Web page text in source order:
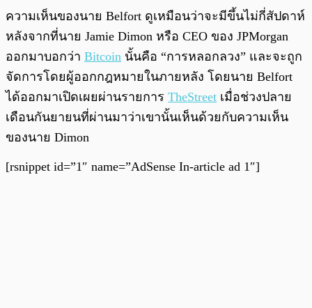
ความเห็นของนาย Belfort ดูเหมือนว่าจะมีขึ้นไม่กี่สัปดาห์
หลังจากที่นาย Jamie Dimon หรือ CEO ของ JPMorgan
ออกมาบอกว่า Bitcoin นั้นคือ “การหลอกลวง” และจะถูก
จัดการโดยผู้ออกกฎหมายในภายหลัง โดยนาย Belfort
ได้ออกมาเปิดเผยผ่านรายการ TheStreet เมื่อช่วงปลาย
เดือนกันยายนที่ผ่านมาว่าเขานั้นเห็นด้วยกับความเห็น
ของนาย Dimon
[rsnippet id=”1″ name=”AdSense In-article ad 1″]